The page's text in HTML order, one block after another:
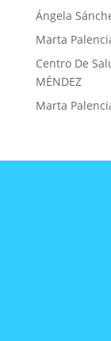
Ángela
Marta
Centro De
MÉNDEZ
Marta